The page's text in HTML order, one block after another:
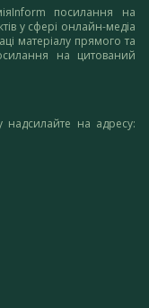
посилання на
у сфері онлайн-медіа
матеріалу прямого та
на цитований
надсилайте на адресу: